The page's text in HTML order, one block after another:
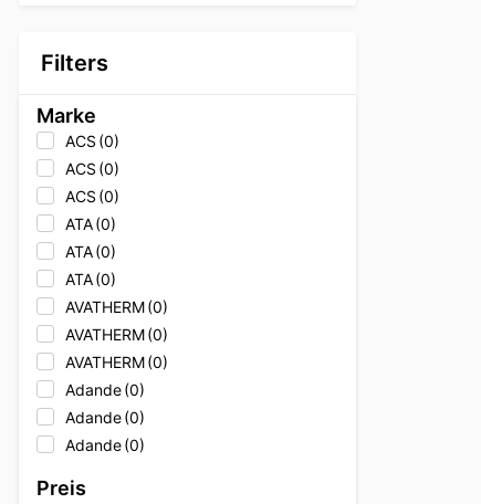
Filters
Marke
ACS (0)
ACS (0)
ACS (0)
ATA(0)
ATA(0)
ATA(0)
AVATHERM(0)
AVATHERM(0)
AVATHERM(0)
Adande(0)
Adande(0)
Adande(0)
Adler
Preis